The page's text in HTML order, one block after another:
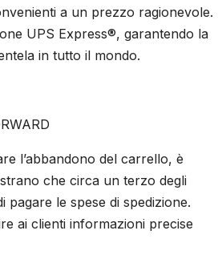
a un prezzo ragionevole.
UPS Express®, garantendo la
in tutto il mondo.
l’abbandono del carrello, è
che circa un terzo degli
le spese di spedizione.
ai clienti informazioni precise